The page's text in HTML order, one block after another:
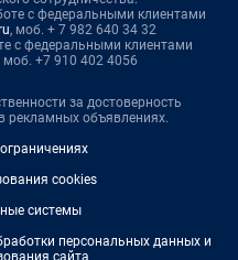
с федеральными клиентами
, моб. + 7 982 640 34 32
с федеральными клиентами
моб. +7 910 402 4056
за достоверность
рекламных объявлениях.
cookies
системы
персональных данных и